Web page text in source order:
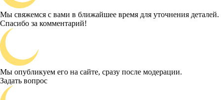
Мы свяжемся с вами в ближайшее время для уточнения деталей.
Спасибо за комментарий!
Мы опубликуем его на сайте, сразу после модерации.
Задать вопрос